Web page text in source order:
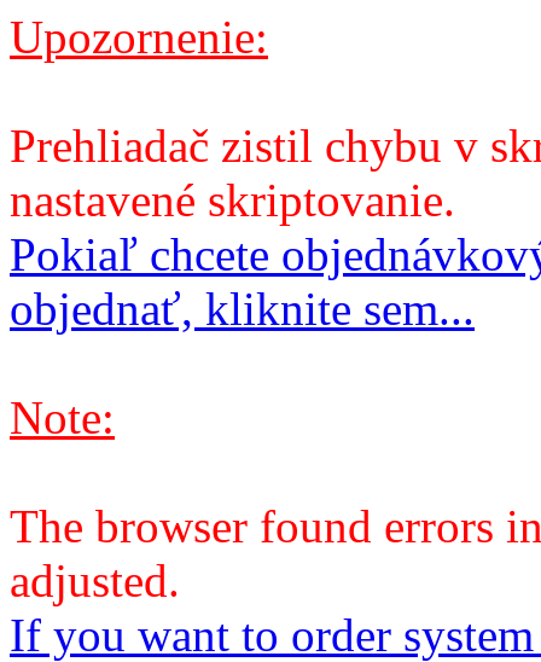
Upozornenie:
Prehliadač zistil chybu v
nastavené skriptovanie.
Pokiaľ chcete
objednať, kliknite sem...
Note:
The browser found errors
adjusted.
If you want to order